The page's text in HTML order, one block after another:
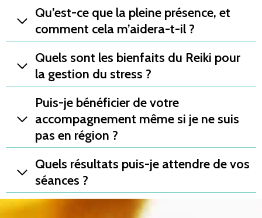
Qu’est-ce que la pleine présence, et
comment cela m’aidera-t-il ?
Quels sont les bienfaits du Reiki pour
la gestion du stress ?
Puis-je bénéficier de votre
accompagnement même si je ne suis
pas en région ?
Quels résultats puis-je attendre de vos
séances ?